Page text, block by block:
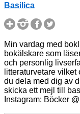
Basilica
Min vardag med
bokälskare som
och personlig
litteraturvetare vilket
du dela med dig av
skicka ett mejl till
Instagram: Böcker